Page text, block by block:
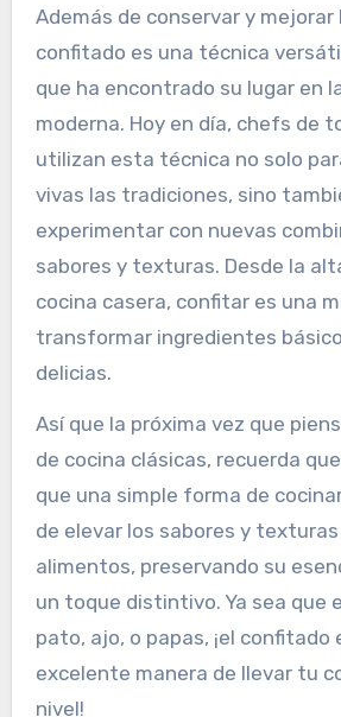
Además de conservar y mejorar
confitado es una técnica
que ha encontrado su lugar en
moderna. Hoy en día, chefs de
utilizan esta técnica no solo
vivas las tradiciones, sino
experimentar con nuevas
sabores y texturas. Desde la
cocina casera, confitar es una
transformar ingredientes
delicias.
Así que la próxima vez que
de cocina clásicas, recuerda
que una simple forma de
de elevar los sabores y texturas
alimentos, preservando su
un toque distintivo. Ya sea que
pato, ajo, o papas, ¡el confitado
excelente manera de llevar tu
nivel!